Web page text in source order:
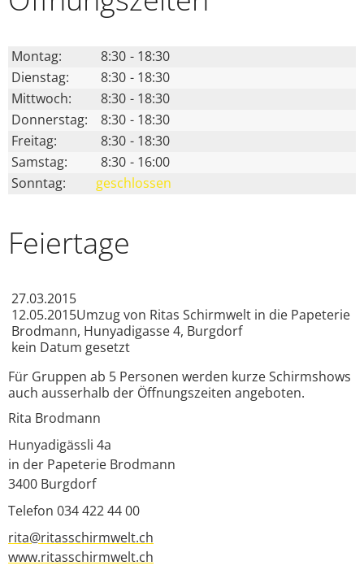
Montag: 8:30 - 18:30
Dienstag:
8:30 - 18:30
Mittwoch:
8:30 - 18:30
Donnerstag:
8:30 - 18:30
Freitag:
8:30 - 18:30
Samstag:
8:30 - 16:00
Sonntag:
geschlossen
Feiertage
27.03.2015
12.05.2015Umzug von Ritas Schirmwelt in die Papeterie
Brodmann, Hunyadigasse 4, Burgdorf
kein Datum gesetzt
Für Gruppen ab 5 Personen werden kurze Schirmshows
auch ausserhalb der Öffnungszeiten angeboten.
Rita Brodmann
Hunyadigässli 4a
in der Papeterie Brodmann
3400 Burgdorf
Telefon 034 422 44 00
rita@ritasschirmwelt.ch
www.ritasschirmwelt.ch